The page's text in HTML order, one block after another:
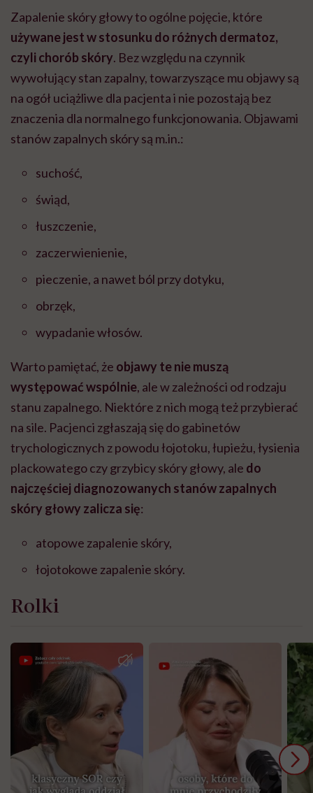
Zapalenie skóry głowy to ogólne pojęcie, które
używane jest w stosunku do różnych dermatoz,
czyli chorób skóry. Bez względu na czynnik
wywołujący stan zapalny, towarzyszące mu objawy są
na ogół uciążliwe dla pacjenta i nie pozostają bez
znaczenia dla normalnego funkcjonowania. Objawami
stanów zapalnych skóry są m.in.:
suchość,
świąd,
łuszczenie,
zaczerwienienie,
pieczenie, a nawet ból przy dotyku,
obrzęk,
wypadanie włosów.
Warto pamiętać, że objawy te nie muszą
występować wspólnie, ale w zależności od rodzaju
stanu zapalnego. Niektóre z nich mogą też przybierać
na sile. Pacjenci zgłaszają się do gabinetów
trychologicznych z powodu łojotoku, łupieżu, łysienia
plackowatego czy grzybicy skóry głowy, ale do
najczęściej diagnozowanych stanów zapalnych
skóry głowy zalicza się:
atopowe zapalenie skóry,
łojotokowe zapalenie skóry.
Rolki